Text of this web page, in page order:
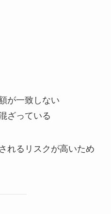
が一致しない
ざっている
れるリスクが高いため